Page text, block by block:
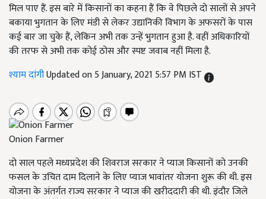
मिल पाए हैं. इस बारे में किसानों का कहना हैं कि वे पिछले दो सालों से अपने
बकाया भुगतान के लिए मंडी से लेकर उद्यानिकी विभाग के अफसरों के पास
कई बार जा चुके हैं, लेकिन अभी तक उन्हें भुगतान हुआ है. वहीं अधिकारियों
की तरफ से अभी तक कोई ठोस और स्पष्ट जवाब नहीं मिला है.
श्याम दांगीUpdated on 5 January, 2021 5:57 PM IST
Onion Farmer
दो साल पहले मध्यप्रदेश की शिवराज सरकार ने प्याज किसानों को उनकी
फसल के उचित दाम दिलाने के लिए प्याज भावांतर योजना शुरू की थी. इस
योजना के अंतर्गत राज्य सरकार ने प्याज की खरीददारी की थी. इंदौर जिले